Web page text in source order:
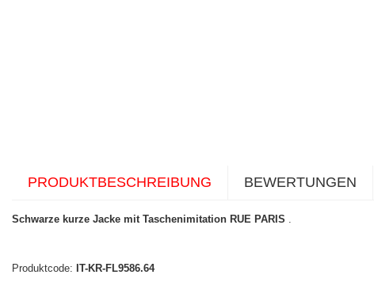
PRODUKTBESCHREIBUNG BEWERTUNGEN
Schwarze kurze Jacke mit Taschenimitation RUE PARIS .
Produktcode: IT-KR-FL9586.64